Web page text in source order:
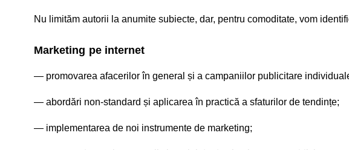
Nu limităm autorii la anumite subiecte, dar, pentru comoditate, vom
Marketing pe internet
promovarea afacerilor în general și a campaniilor publicitare
abordări non-standard și aplicarea în practică a sfaturilor de tendințe;
implementarea de noi instrumente de marketing;